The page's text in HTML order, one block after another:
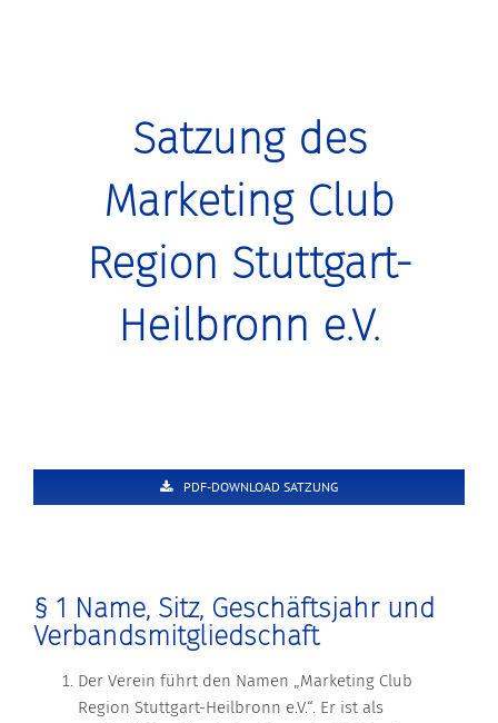
Satzung des
Marketing Club
Region Stuttgart-
Heilbronn e.V.
PDF-DOWNLOAD SATZUNG
§ 1 Name, Sitz, Geschäftsjahr und
Verbandsmitgliedschaft
Der Verein führt den Namen „Marketing Club
Region Stuttgart-Heilbronn e.V.“. Er ist als